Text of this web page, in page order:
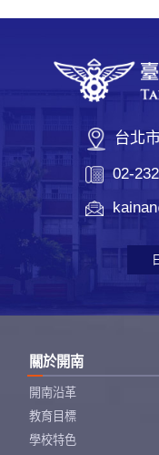
台北
02-
關於開南
開南沿革
教育目標
學校特色